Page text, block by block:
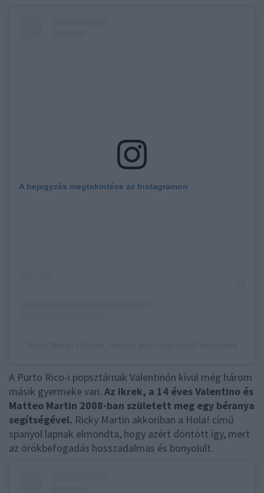
A bejegyzés megtekintése az Instagramon
A Purto Rico-i popsztárnak Valentinón kívül még három
másik gyermeke van. Az ikrek, a 14 éves Valentino és
Matteo Martin 2008-ban született meg egy béranya
segítségével. Ricky Martin akkoriban a Hola! című
spanyol lapnak elmondta, hogy azért döntött így, mert
az örökbefogadás hosszadalmas és bonyolult.